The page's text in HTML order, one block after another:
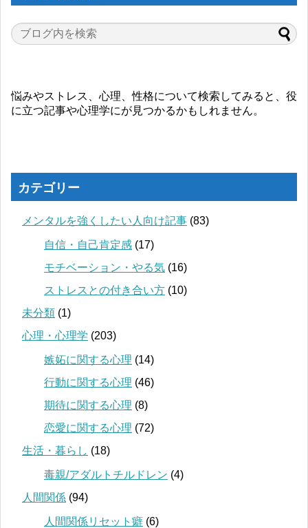
悩みやストレス、心理、性格について検索してみると、役
に立つ記事や心理学にが見つかるかもしれません。
カテゴリー
メンタルを強くしたい人向け記事 (83)
自信・自己肯定感 (17)
モチベーション・やる気 (16)
ストレスとの付き合い方 (10)
未分類 (1)
心理・心理学 (203)
嫉妬に関する心理 (14)
行動に関する心理 (46)
期待に関する心理 (8)
恋愛に関する心理 (72)
生活・暮らし (18)
毒親/アダルトチルドレン (4)
人間関係 (94)
人間関係リセット癖 (6)